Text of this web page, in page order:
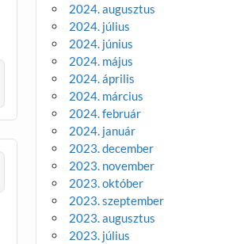
2024. augusztus
2024. július
2024. június
2024. május
2024. április
2024. március
2024. február
2024. január
2023. december
2023. november
2023. október
2023. szeptember
2023. augusztus
2023. július